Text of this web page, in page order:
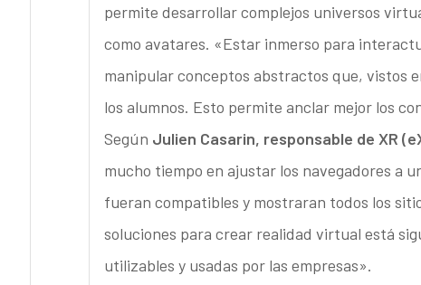
permite desarrollar complejos universos
como avatares. «Estar inmerso para
manipular conceptos abstractos que, vistos
los alumnos. Esto permite anclar mejor los
Según Julien Casarin, responsable de XR
mucho tiempo en ajustar los navegadores a
fueran compatibles y mostraran todos los
soluciones para crear realidad virtual está
utilizables y usadas por las empresas».